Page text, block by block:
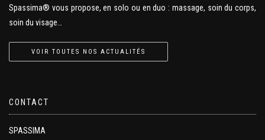
Spassima® vous propose, en solo ou en duo : massage, soin du corps,
soin du visage…
VOIR TOUTES NOS ACTUALITÉS
CONTACT
SPASSIMA